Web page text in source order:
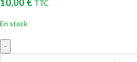
10,00 € TTC
En stock